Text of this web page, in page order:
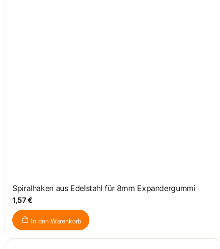
Spiralhaken aus Edelstahl für 8mm Expandergummi
1,57 €
In den Warenkorb